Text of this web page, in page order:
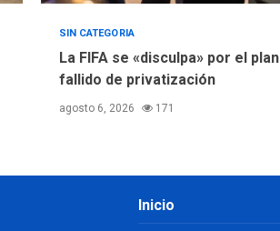
SIN CATEGORIA
La FIFA se «disculpa» por el plan
fallido de privatización
agosto 6, 2026 171
Inicio